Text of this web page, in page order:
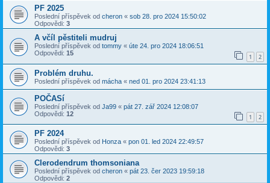
PF 2025
Poslední příspěvek od cheron « sob 28. pro 2024 15:50:02
Odpovědi: 3
A včíl pěstiteli mudruj
Poslední příspěvek od tommy « úte 24. pro 2024 18:06:51
Odpovědi: 15 1 2
Problém druhu.
Poslední příspěvek od mácha « ned 01. pro 2024 23:41:13
POČASí
Poslední příspěvek od Ja99 « pát 27. zář 2024 12:08:07
Odpovědi: 12 1 2
PF 2024
Poslední příspěvek od Honza « pon 01. led 2024 22:49:57
Odpovědi: 3
Clerodendrum thomsoniana
Poslední příspěvek od cheron « pát 23. čer 2023 19:59:18
Odpovědi: 2